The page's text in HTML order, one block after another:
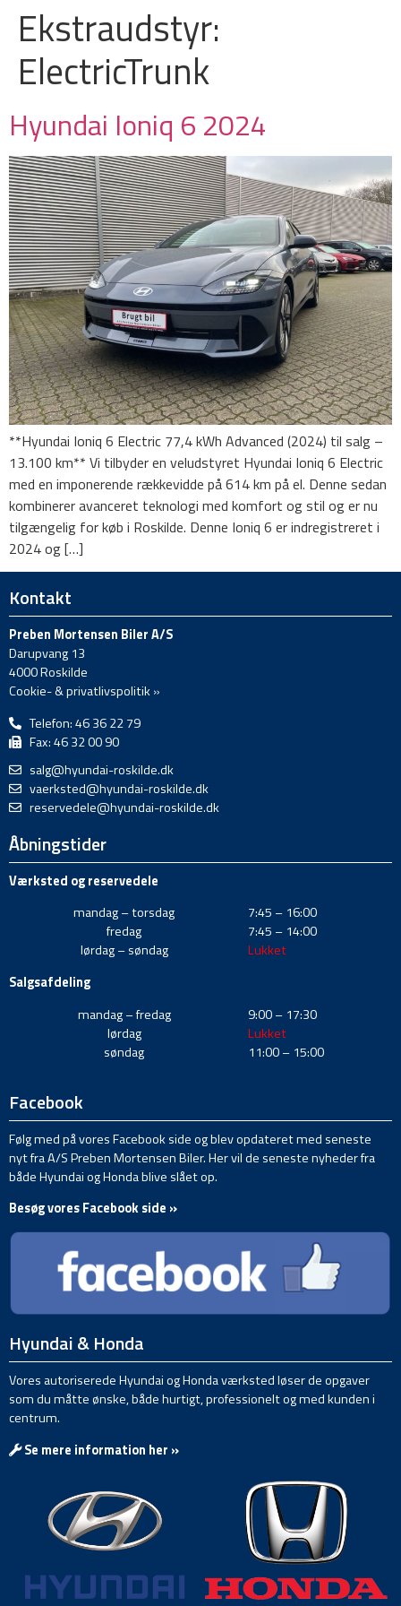
Ekstraudstyr:
ElectricTrunk
Hyundai Ioniq 6 2024
**Hyundai Ioniq 6 Electric 77,4 kWh Advanced (2024) til salg –
13.100 km** Vi tilbyder en veludstyret Hyundai Ioniq 6 Electric
med en imponerende rækkevidde på 614 km på el. Denne sedan
kombinerer avanceret teknologi med komfort og stil og er nu
tilgængelig for køb i Roskilde. Denne Ioniq 6 er indregistreret i
2024 og […]
Kontakt
Preben Mortensen Biler A/S
Darupvang 13
4000 Roskilde
Cookie- & privatlivspolitik »
Telefon: 46 36 22 79
Fax: 46 32 00 90
salg@hyundai-roskilde.dk
vaerksted@hyundai-roskilde.dk
reservedele@hyundai-roskilde.dk
Åbningstider
Værksted og reservedele
mandag – torsdag
7:45 – 16:00
fredag
7:45 – 14:00
lørdag – søndag
Lukket
Salgsafdeling
mandag – fredag
9:00 – 17:30
lørdag
Lukket
søndag
11:00 – 15:00
Facebook
Følg med på vores Facebook side og blev opdateret med seneste
nyt fra A/S Preben Mortensen Biler. Her vil de seneste nyheder fra
både Hyundai og Honda blive slået op.
Besøg vores Facebook side »
Hyundai & Honda
Vores autoriserede Hyundai og Honda værksted løser de opgaver
som du måtte ønske, både hurtigt, professionelt og med kunden i
centrum.
Se mere information her »